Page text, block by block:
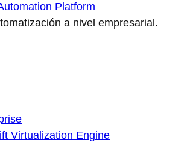
Platform
a nivel empresarial.
Virtualization Engine